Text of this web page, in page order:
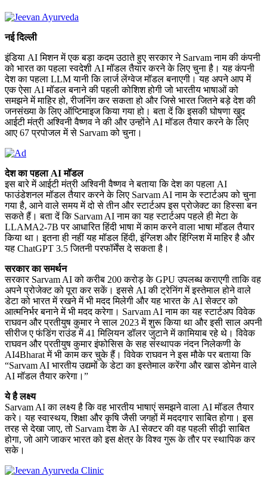
नई दिल्ली
इंडिया AI मिशन में एक बड़ा कदम उठाते हुए सरकार ने Sarvam नाम की कंपनी
को भारत का पहला स्वदेशी AI मॉडल तैयार करने के लिए चुना है। यह कंपनी
देश का पहला LLM यानी कि लार्ज लेंग्वेज मॉडल बनाएगी। यह अपने आप में
एक ऐसा AI मॉडल बनाने की पहली कोशिश होगी जो भारतीय भाषाओं को
समझने में माहिर हो, रीजनिंग कर सकता हो और जिसे भारत जितने बड़े देश की
जनसंख्या के लिए ऑप्टिमाइज किया गया हो। बता दें कि इसकी घोषणा खुद
आईटी मंत्री अश्विनी वैष्णव ने की और उन्होंने AI मॉडल तैयार करने के लिए
आए 67 प्रपोजल में से Sarvam को चुना।
देश का पहला AI मॉडल
इस बारे में आईटी मंत्री अश्विनी वैष्णव ने बताया कि देश का पहला AI
फाउंडेशनल मॉडल तैयार करने के लिए Sarvam AI नाम के स्टार्टअप को चुना
गया है, आने वाले समय में दो से तीन और स्टार्टअप इस प्रोजेक्ट का हिस्सा बन
सकते हैं। बता दें कि Sarvam AI नाम का यह स्टार्टअप पहले ही मेटा के
LLAMA2-7B पर आधारित हिंदी भाषा में काम करने वाला भाषा मॉडल तैयार
किया था। इतना ही नहीं यह मॉडल हिंदी, इंग्लिश और हिंग्लिश में माहिर है और
यह ChatGPT 3.5 जितनी परफॉर्मेंस दे सकता है।
सरकार का समर्थन
सरकार Sarvam AI को करीब 200 करोड़ के GPU उपलब्ध कराएगी ताकि वह
अपने प्रोजेक्ट को पूरा कर सकें। इससे AI की ट्रेनिंग में इस्तेमाल होने वाले
डेटा को भारत में रखने में भी मदद मिलेगी और यह भारत के AI सेक्टर को
आत्मनिर्भर बनाने में भी मदद करेगा। Sarvam AI नाम का यह स्टार्टअप विवेक
राघवन और प्रतीयुष कुमार ने साल 2023 में शुरू किया था और इसी साल अपनी
सीरीज ए फंडिंग राउंड में 41 मिलियन डॉलर जुटाने में कामियाब रहे थे। विवेक
राघवन और प्रतीयुष कुमार इंफोसिस के सह संस्थापक नंदन निलेकणी के
AI4Bharat में भी काम कर चुके हैं। विवेक राघवन ने इस मौके पर बताया कि
“Sarvam AI भारतीय उद्यमों के डेटा का इस्तेमाल करेंगा और खास डोमेन वाले
AI मॉडल तैयार करेगा।”
ये है लक्ष्य
Sarvam AI का लक्ष्य है कि वह भारतीय भाषाएं समझने वाला AI मॉडल तैयार
करे। यह स्वास्थय, शिक्षा और कृषि जैसी जगहों में मददगार साबित होगा। इस
तरह से देखा जाए, तो Sarvam देश के AI सेक्टर की वह पहली सीढ़ी साबित
होगा, जो आगे जाकर भारत को इस क्षेत्र के विश्व गुरू के तौर पर स्थापिक कर
सके।